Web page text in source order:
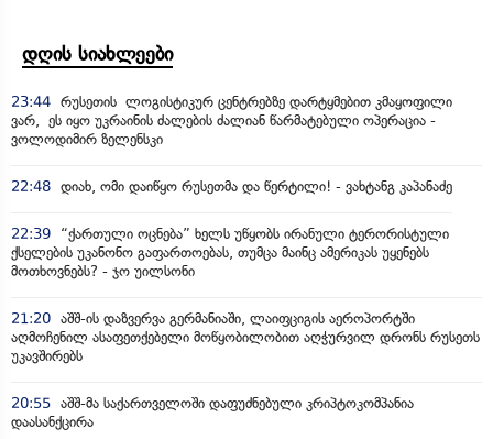
დღის სიახლეები
23:44 რუსეთის ლოგისტიკურ ცენტრებზე დარტყმებით კმაყოფილი
ვარ, ეს იყო უკრაინის ძალების ძალიან წარმატებული ოპერაცია -
ვოლოდიმირ ზელენსკი
22:48 დიახ, ომი დაიწყო რუსეთმა და წერტილი! - ვახტანგ კაპანაძე
22:39
“ქართული ოცნება” ხელს უწყობს ირანული ტერორისტული
ქსელების უკანონო გაფართოებას, თუმცა მაინც ამერიკას უყენებს
მოთხოვნებს? - ჯო უილსონი
21:20 აშშ-ის დაზვერვა გერმანიაში, ლაიფციგის აეროპორტში
აღმოჩენილ ასაფეთქებელი მოწყობილობით აღჭურვილ დრონს რუსეთს
უკავშირებს
20:55 აშშ-მა საქართველოში დაფუძნებული კრიპტოკომპანია
დაასანქცირა